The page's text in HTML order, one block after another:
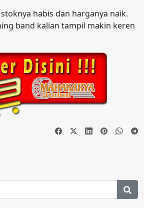
habis dan harganya naik.
band kalian tampil makin keren